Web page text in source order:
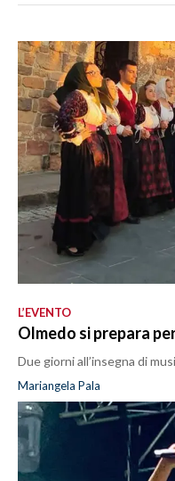
L’EVENTO
Olmedo si prepara
Due giorni all’insegna di
Mariangela Pala